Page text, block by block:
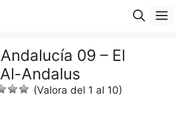
09 – El
Andalus
(Valora del 1 al 10)